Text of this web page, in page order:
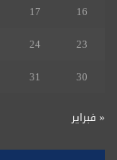
16
17
23
24
30
31
« فبراير